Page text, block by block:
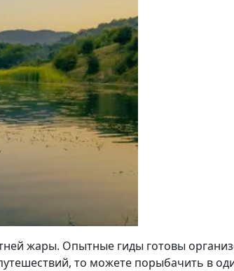
жары. Опытные гиды готовы
то можете порыбачить в